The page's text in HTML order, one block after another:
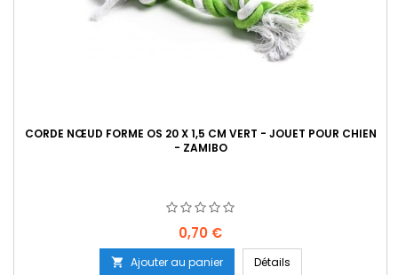
CORDE NŒUD FORME OS 20 X 1,5 CM VERT - JOUET POUR CHIEN
- ZAMIBO
Prix
0,70 €
 Ajouter au panier Détails